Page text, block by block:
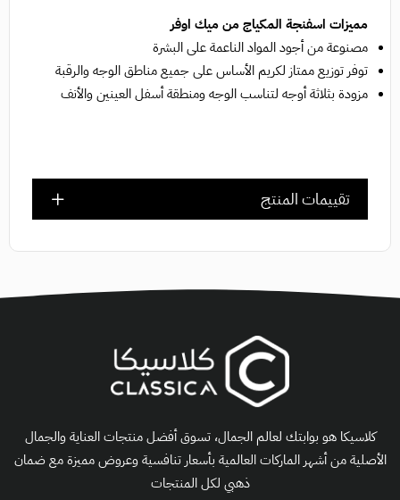
مميزات اسفنجة المكياج من ميك اوفر
مصنوعة من أجود المواد الناعمة على البشرة
توفر توزيع ممتاز لكريم الأساس على جميع مناطق الوجه والرقبة
مزودة بثلاثة أوجه لتناسب الوجه ومنطقة أسفل العينين والأنف
تقييمات المنتج
كلاسيكا هو بوابتك لعالم الجمال، تسوق أفضل منتجات العناية والجمال
الأصلية من أشهر الماركات العالمية بأسعار تنافسية وعروض مميزة مع ضمان
ذهبي لكل المنتجات